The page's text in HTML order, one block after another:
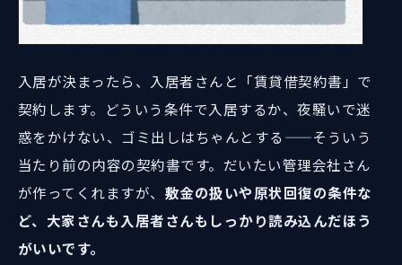
入居が決まったら、入居者さんと「賃貸借契約書」で
契約します。どういう条件で入居するか、夜騒いで迷
惑をかけない、ゴミ出しはちゃんとする——そういう
当たり前の内容の契約書です。だいたい管理会社さん
が作ってくれますが、 敷金の扱いや原状回復の条件な
ど、大家さんも入居者さんもしっかり読み込んだほう
がいいです。